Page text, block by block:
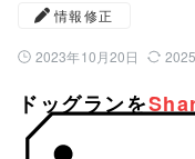
情報修正
公開日：
2023年10月20日 最終更
ドッグランを